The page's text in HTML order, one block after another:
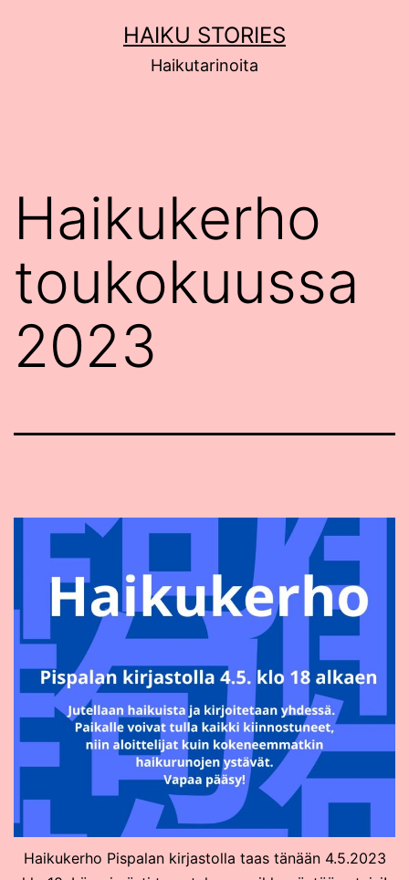
HAIKU STORIES
Haikutarinoita
Haikukerho
toukokuussa
2023
Haikukerho Pispalan kirjastolla taas tänään 4.5.2023